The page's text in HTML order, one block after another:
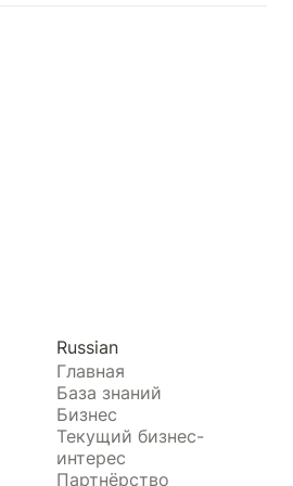
Russian
Главная
База знаний
Бизнес
Текущий бизнес-
интерес
Партнёрство